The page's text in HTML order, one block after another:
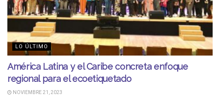
LO ÚLTIMO
América Latina y el Caribe concreta enfoque
regional para el ecoetiquetado
NOVIEMBRE 21, 2023